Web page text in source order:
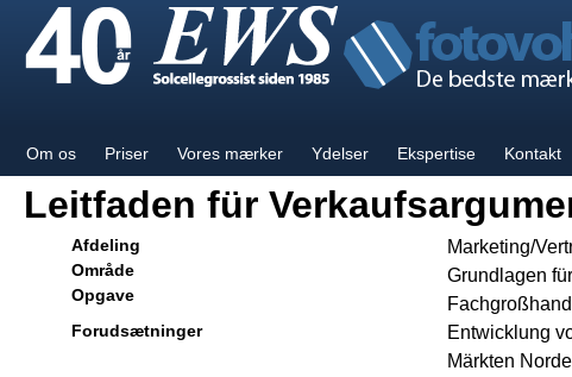
Om os Priser Vores mærker Ydelser Ekspertise Kontakt
Leitfaden für
Afdeling Marketing/
Område
Grundlagen
Opgave
Entwicklung
Märkten
Forudsætninger